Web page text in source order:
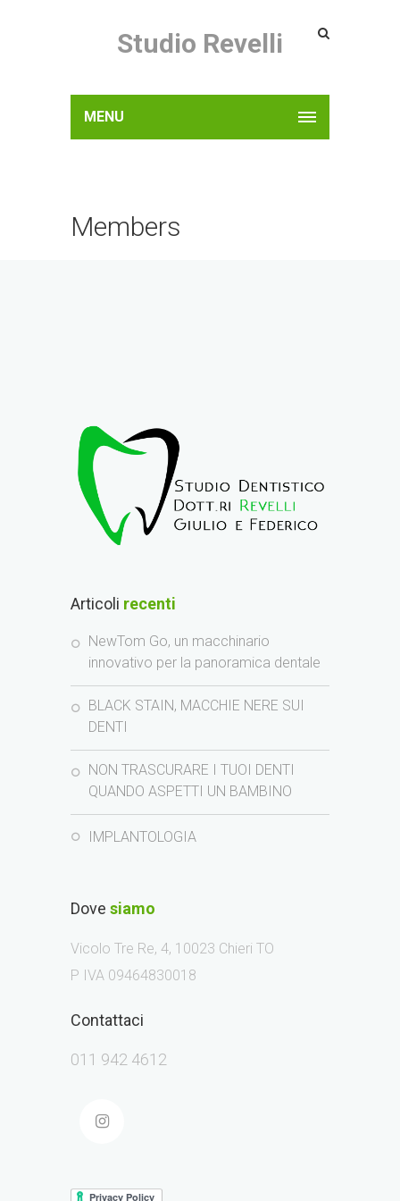
Studio Revelli
MENU
Members
Articoli recenti
NewTom Go, un macchinario
innovativo per la panoramica dentale
BLACK STAIN, MACCHIE NERE SUI
DENTI
NON TRASCURARE I TUOI DENTI
QUANDO ASPETTI UN BAMBINO
IMPLANTOLOGIA
Dove siamo
Vicolo Tre Re, 4, 10023 Chieri TO
P IVA 09464830018
Contattaci
011 942 4612